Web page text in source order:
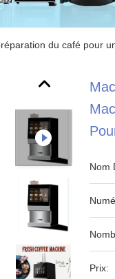
du café pour
Nom
Prix: